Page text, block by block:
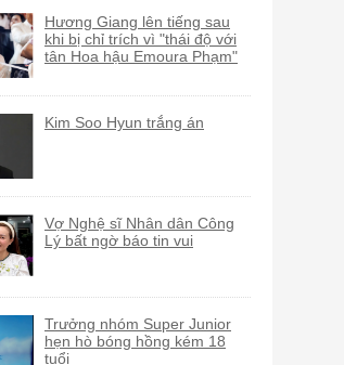
Hương Giang lên tiếng sau
khi bị chỉ trích vì "thái độ với
tân Hoa hậu Emoura Phạm"
Kim Soo Hyun trắng án
Vợ Nghệ sĩ Nhân dân Công
Lý bất ngờ báo tin vui
Trưởng nhóm Super Junior
hẹn hò bóng hồng kém 18
tuổi